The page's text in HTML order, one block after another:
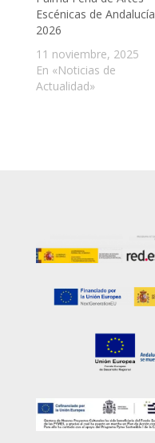
Escénicas de Andalucía
2026
11 noviembre, 2025
En «Noticias de
Actualidad»